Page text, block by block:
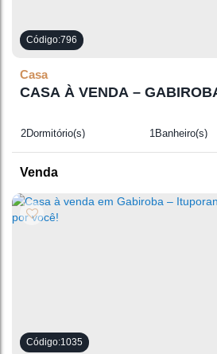
796
CASA À VENDA –
UNIDAVI, com ótima
Casa
2 Dormitório(s) 1 Banheiro(s)
1035